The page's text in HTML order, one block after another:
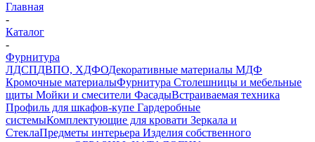
Главная
-
Каталог
-
Фурнитура
ЛДСПДВПО, ХДФОДекоративные материалы МДФ
Кромочные материалыФурнитура Столешницы и мебельные
щиты Мойки и смесители ФасадыВстраиваемая техника
Профиль для шкафов-купе Гардеробные
системыКомплектующие для кровати Зеркала и
СтеклаПредметы интерьера Изделия собственного